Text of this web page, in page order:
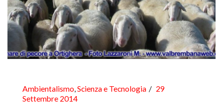
Ambientalismo,Scienza e Tecnologia
29
Settembre 2014